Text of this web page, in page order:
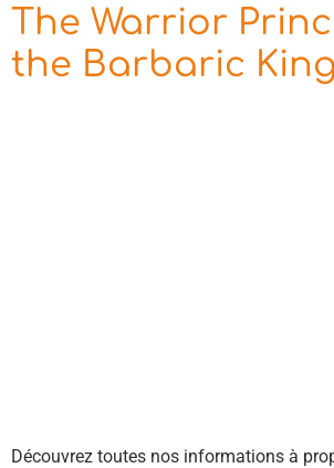
The Warrior
the Barbaric
Découvrez toutes nos informations à